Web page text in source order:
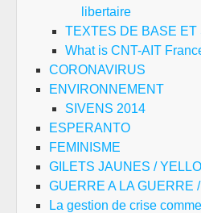
libertaire
TEXTES DE BASE ET
What is CNT-AIT
CORONAVIRUS
ENVIRONNEMENT
SIVENS 2014
ESPERANTO
FEMINISME
GILETS JAUNES /
GUERRE A LA GUERRE
La gestion de crise